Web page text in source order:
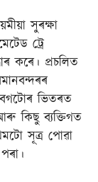
সুৰক্ষা
ট্ৰে
কৰে। প্ৰচলিত
ভিতৰত
কিছু ব্যক্তিগত
সূত্ৰ পোৱা